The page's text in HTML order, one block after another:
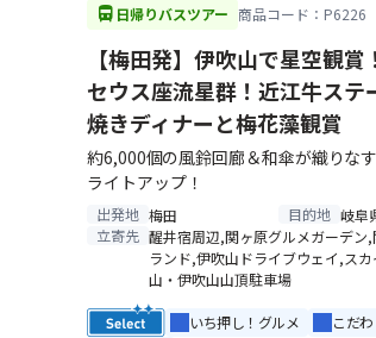
directions_bus 日帰りバスツアー 商品コード：P6226
【梅田発】伊吹山で星空観
セウス座流星群！近江牛ステ
焼きディナーと梅花藻観賞
約6,000個の風鈴回廊＆和傘が織りな
ライトアップ！
出発地 梅田 目的地 岐阜
立寄先 醒井宿周辺,関ヶ原グルメガーデン
ランド,伊吹山ドライブウェイ,ス
山・伊吹山山頂駐車場
いち押し！グルメ
こだ